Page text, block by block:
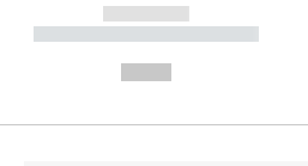
------------
----------- ----------- --------